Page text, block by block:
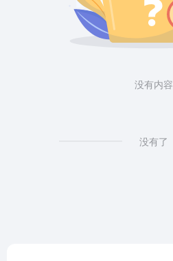
没有内容
没有了